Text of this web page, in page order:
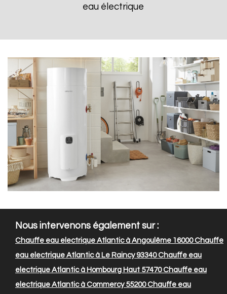
eau électrique
Nous intervenons également sur :
Chauffe eau electrique Atlantic à Angoulême 16000Chauffe
eau electrique Atlantic à Le Raincy 93340Chauffe eau
electrique Atlantic à Hombourg Haut 57470Chauffe eau
electrique Atlantic à Commercy 55200Chauffe eau